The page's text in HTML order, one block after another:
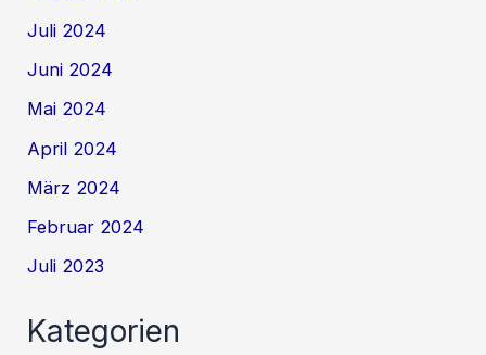
Juli 2024
Juni 2024
Mai 2024
April 2024
März 2024
Februar 2024
Juli 2023
Kategorien